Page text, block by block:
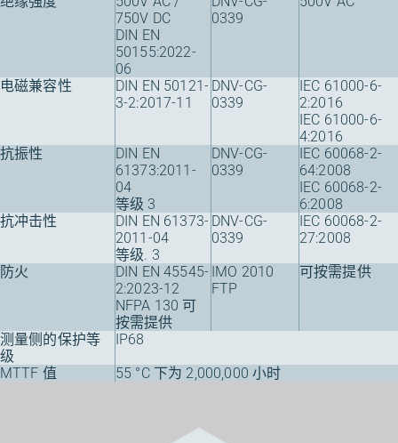
750V DC
DIN EN
50155:2022-
06
0339
电磁兼容性
DIN EN 50121-
3-2:2017-11
DNV-CG-
0339
IEC 61000-6-
2:2016
IEC 61000-6-
4:2016
抗振性
DIN EN
61373:2011-
04
等级 3
DNV-CG-
0339
IEC 60068-2-
64:2008
IEC 60068-2-
6:2008
抗冲击性
DIN EN 61373-
2011-04
等级. 3
DNV-CG-
0339
IEC 60068-2-
27:2008
防火
DIN EN 45545-
2:2023-12
NFPA 130 可
按需提供
IMO 2010
FTP
可按需提供
测量侧的保护等
级
IP68
MTTF 值
55 °C 下为 2,000,000 小时